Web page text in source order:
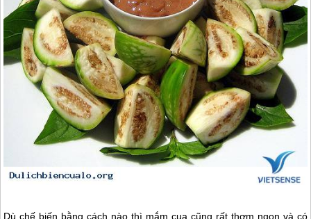
Dù chế biến bằng cách nào thì mắm cua cũng rất thơm ngon và có